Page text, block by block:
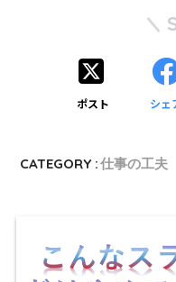
ポスト シェ
CATEGORY :仕事の工夫